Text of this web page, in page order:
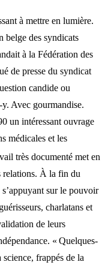
à mettre en lumière.
belge des syndicats
à la Fédération des
de presse du syndicat
candide ou
y. Avec gourmandise.
un intéressant ouvrage
médicales et les
très documenté met en
relations. À la fin du
sur le pouvoir
charlatans et
de leurs
« Quelques-
science, frappés de la